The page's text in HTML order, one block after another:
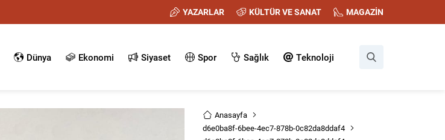
YAZARLAR KÜLTÜR VE SANAT MAGAZİN
Dünya Ekonomi Siyaset Spor Sağlık Teknoloji
Anasayfa
d6e0ba8f-6bee-4ec7-878b-0c82da8ddaf4